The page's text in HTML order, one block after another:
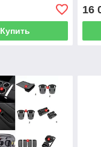
Купить
16